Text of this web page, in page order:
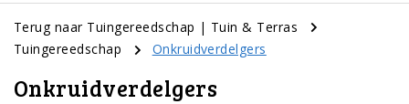
Terug naar Tuingereedschap | Tuin & Terras
Tuingereedschap
Onkruidverdelgers
Onkruidverdelgers